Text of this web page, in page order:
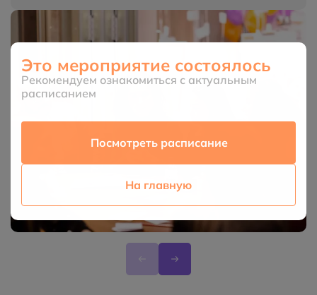
Это мероприятие состоялось
Рекомендуем ознакомиться с актуальным
расписанием
Посмотреть расписание
На главную